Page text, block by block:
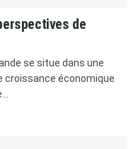
de
se situe dans une
croissance économique